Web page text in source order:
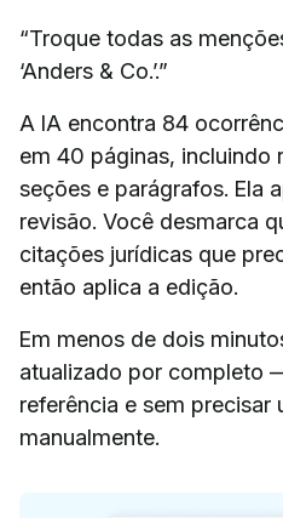
“Troque todas as
‘Anders & Co.’.”
A IA encontra 84
em 40 páginas, incluindo
seções e parágrafos. Ela
revisão. Você desmarca
citações jurídicas que
então aplica a edição.
Em menos de dois
atualizado por completo
referência e sem precisar
manualmente.